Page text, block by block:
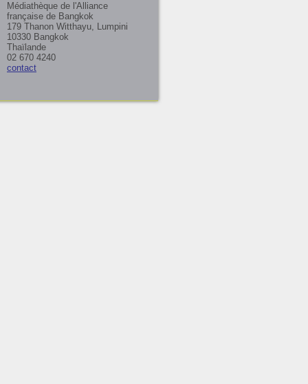
Médiathèque de l'Alliance
française de Bangkok
179 Thanon Witthayu, Lumpini
10330 Bangkok
Thaïlande
02 670 4240
contact